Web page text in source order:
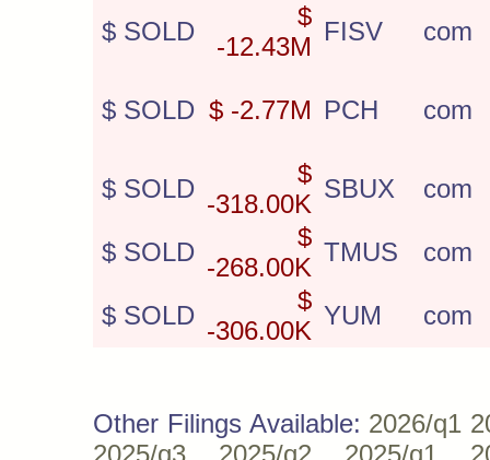
$ SOLD
$
-12.43M
FISV com
$ SOLD $ -2.77M PCH com
$ SOLD
$
-318.00K
SBUX com
$ SOLD
$
-268.00K
TMUS com
$ SOLD
$
-306.00K
YUM com
Other Filings Available: 2026/q1
2025/q3
2025/q2 2025/q1